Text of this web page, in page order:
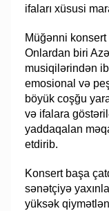
ifaları xüsusi
Müğənni konsert
Onlardan biri
musiqilərindən
emosional və
böyük coşğu
və ifalara
yaddaqalan
etdirib.
Konsert başa
sənətçiyə
yüksək